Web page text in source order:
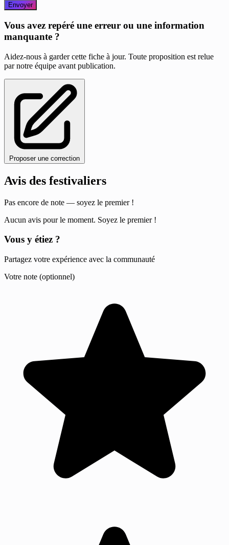
Envoyer
Vous avez repéré une erreur ou une information
manquante ?
Aidez-nous à garder cette fiche à jour. Toute proposition est relue
par notre équipe avant publication.
Proposer une correction
Avis des festivaliers
Pas encore de note — soyez le premier !
Aucun avis pour le moment. Soyez le premier !
Vous y étiez ?
Partagez votre expérience avec la communauté
Votre note (optionnel)